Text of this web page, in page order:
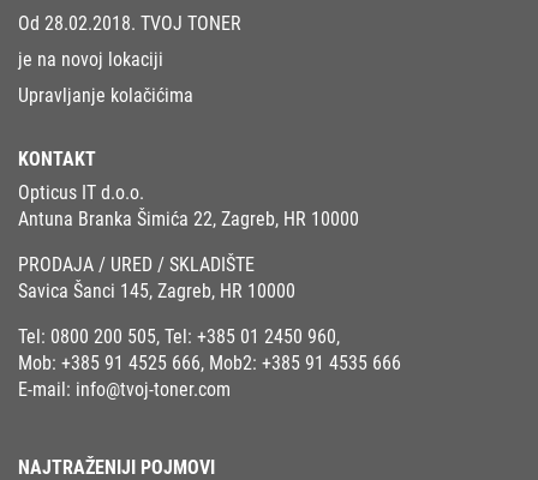
Od 28.02.2018. TVOJ TONER
je na novoj lokaciji
Upravljanje kolačićima
KONTAKT
Opticus IT d.o.o.
Antuna Branka Šimića 22, Zagreb, HR 10000
PRODAJA / URED / SKLADIŠTE
Savica Šanci 145, Zagreb, HR 10000
Tel: 0800 200 505, Tel: +385 01 2450 960,
Mob: +385 91 4525 666, Mob2: +385 91 4535 666
E-mail: info@tvoj-toner.com
NAJTRAŽENIJI POJMOVI